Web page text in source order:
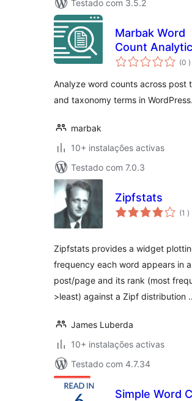
Testado com 3.5.2
Marbak Word
Count
(0 )
Analyze word counts across post
and taxonomy terms in WordPress.
marbak
10+ instalações activas
Testado com 7.0.3
Zipfstats
(1 )
Zipfstats provides a widget
frequency each word appears in a
post/page and its rank (most
>least) against a Zipf distribution
James Luberda
10+ instalações activas
Testado com 4.7.34
Simple Word